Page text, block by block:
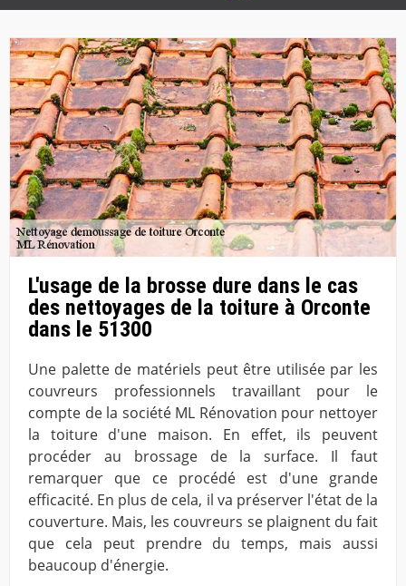
L'usage de la brosse dure dans le cas
des nettoyages de la toiture à Orconte
dans le 51300
Une palette de matériels peut être utilisée par les
couvreurs professionnels travaillant pour le
compte de la société ML Rénovation pour nettoyer
la toiture d'une maison. En effet, ils peuvent
procéder au brossage de la surface. Il faut
remarquer que ce procédé est d'une grande
efficacité. En plus de cela, il va préserver l'état de la
couverture. Mais, les couvreurs se plaignent du fait
que cela peut prendre du temps, mais aussi
beaucoup d'énergie.